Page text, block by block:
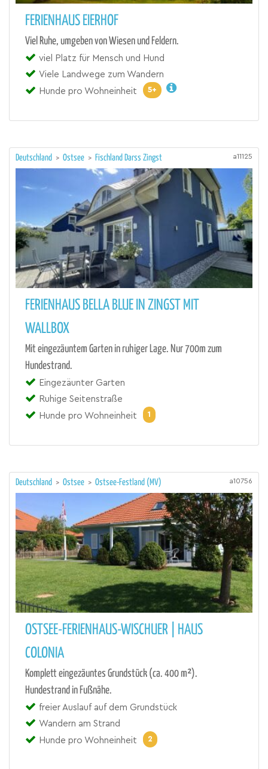
FERIENHAUS EIERHOF
Viel Ruhe, umgeben von Wiesen und Feldern.
viel Platz für Mensch und Hund
Viele Landwege zum Wandern
Hunde pro Wohneinheit
5+
Deutschland > Ostsee > Fischland Darss Zingst a11125
FERIENHAUS BELLA BLUE IN ZINGST MIT
WALLBOX
Mit eingezäuntem Garten in ruhiger Lage. Nur 700m zum
Hundestrand.
Eingezäunter Garten
Ruhige Seitenstraße
Hunde pro Wohneinheit
1
Deutschland > Ostsee > Ostsee-Festland (MV) a10756
OSTSEE-FERIENHAUS-WISCHUER | HAUS
COLONIA
Komplett eingezäuntes Grundstück (ca. 400 m²).
Hundestrand in Fußnähe.
freier Auslauf auf dem Grundstück
Wandern am Strand
Hunde pro Wohneinheit
2